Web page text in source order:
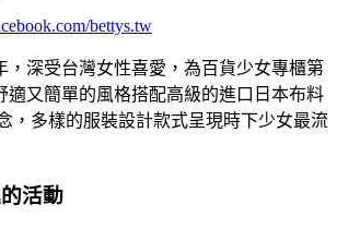
bettys.tw
，深受台灣女性喜愛，為百貨少女專櫃第
適又簡單的風格搭配高級的進口日本布料
，多樣的服裝設計款式呈現時下少女最流
活動